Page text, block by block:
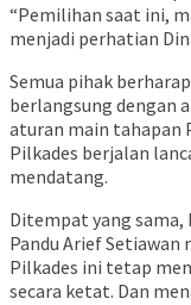
“Pemilihan saat ini,
menjadi perhatian
Semua pihak
berlangsung dengan
aturan main tahapan
Pilkades berjalan
mendatang.
Ditempat yang sama,
Pandu Arief
Pilkades ini tetap
secara ketat. Dan